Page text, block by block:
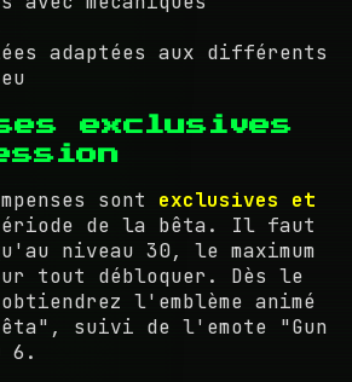
adaptées aux différents
exclusives
sont exclusives et
de la bêta. Il faut
niveau 30, le maximum
tout débloquer. Dès le
l'emblème animé
suivi de l'emote "Gun
6.